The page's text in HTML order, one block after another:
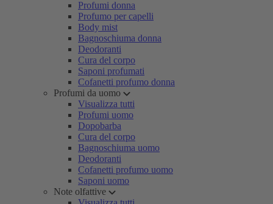
Profumi donna
Profumo per capelli
Body mist
Bagnoschiuma donna
Deodoranti
Cura del corpo
Saponi profumati
Cofanetti profumo donna
Profumi da uomo
Visualizza tutti
Profumi uomo
Dopobarba
Cura del corpo
Bagnoschiuma uomo
Deodoranti
Cofanetti profumo uomo
Saponi uomo
Note olfattive